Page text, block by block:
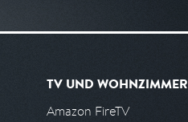
TV UND WOHNZIMMER
Amazon FireTV